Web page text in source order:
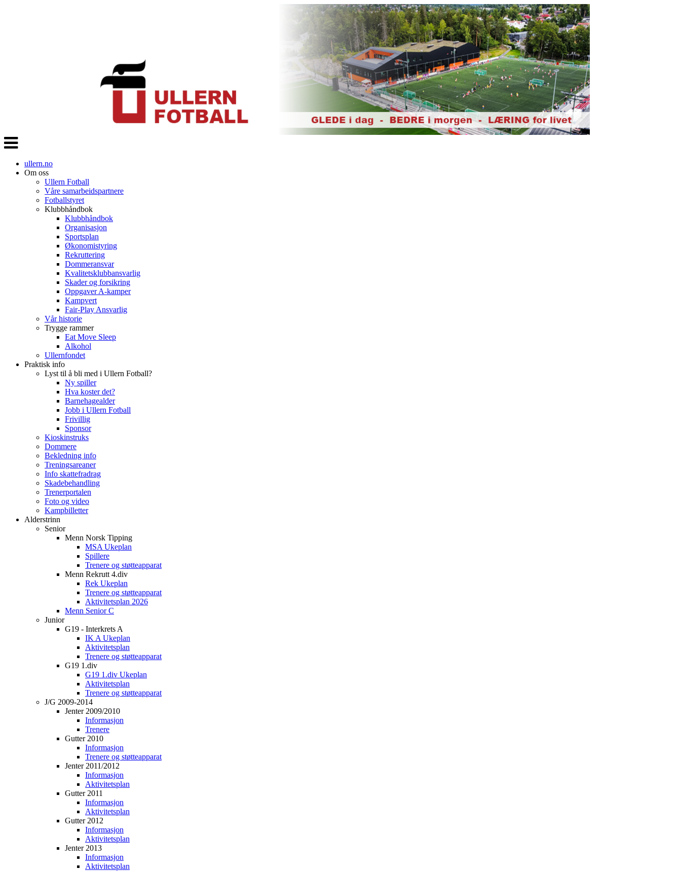
Veksle
navigasjon
ullern.no
Om oss
Ullern Fotball
Våre samarbeidspartnere
Fotballstyret
Klubbhåndbok
Klubbhåndbok
Organisasjon
Sportsplan
Økonomistyring
Rekruttering
Dommeransvar
Kvalitetsklubbansvarlig
Skader og forsikring
Oppgaver A-kamper
Kampvert
Fair-Play Ansvarlig
Vår historie
Trygge rammer
Eat Move Sleep
Alkohol
Ullernfondet
Praktisk info
Lyst til å bli med i Ullern Fotball?
Ny spiller
Hva koster det?
Barnehagealder
Jobb i Ullern Fotball
Frivillig
Sponsor
Kioskinstruks
Dommere
Bekledning info
Treningsareaner
Info skattefradrag
Skadebehandling
Trenerportalen
Foto og video
Kampbilletter
Alderstrinn
Senior
Menn Norsk Tipping
MSA Ukeplan
Spillere
Trenere og støtteapparat
Menn Rekrutt 4.div
Rek Ukeplan
Trenere og støtteapparat
Aktivitetsplan 2026
Menn Senior C
Junior
G19 - Interkrets A
IK A Ukeplan
Aktivitetsplan
Trenere og støtteapparat
G19 1.div
G19 1.div Ukeplan
Aktivitetsplan
Trenere og støtteapparat
J/G 2009-2014
Jenter 2009/2010
Informasjon
Trenere
Gutter 2010
Informasjon
Trenere og støtteapparat
Jenter 2011/2012
Informasjon
Aktivitetsplan
Gutter 2011
Informasjon
Aktivitetsplan
Gutter 2012
Informasjon
Aktivitetsplan
Jenter 2013
Informasjon
Aktivitetsplan